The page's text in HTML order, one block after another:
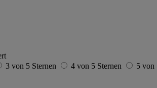
3 von 5 Sternen 4 von 5 Sternen
5 von